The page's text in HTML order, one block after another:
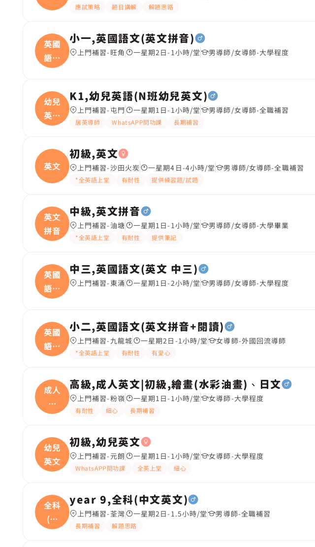
應試策略 題目講解 解題思路
英國
語文
(
小一,英國語文(英文拼音)
上門補習-旺角 一星期2日-1小時/堂 男導師/女導師-大學程度
幼兒
英語
(
K1,幼兒英語(N班幼兒英文)
上門補習-屯門 一星期1日-1小時/堂 男導師/女導師-全職補習
居英導師 WhatsAPP問功課 長期補習
英文
初級,英文
上門補習-沙田火炭 一星期4日-4小時/堂 男導師/女導師-全職補習
*全英語上堂 有耐性 提供練習題/試題
英文
拼音
中級,英文拼音
上門補習-油塘 一星期1日-1小時/堂 男導師/女導師-大學畢業
*全英語上堂 有耐性 提供筆記
英國
語文
(
中三,英國語文(英文 中三)
上門補習-東涌 一星期1日-2小時/堂 男導師/女導師-大學程度
英國
語文
(
小二,英國語文(英文拼音+閱讀)
上門補習-九龍城 一星期2日-1小時/堂 女導師-外國回流導師
*全英語上堂 有耐性 有愛心
成人
英
文|
高級,成人英文|初級,繪畫(水彩油畫)、日文
上門補習-粉嶺 一星期1日-1小時/堂 女導師-大學程度
有耐性 細心 長期補習
幼兒
英文
初級,幼兒英文
上門補習-元朗 一星期1日-1小時/堂 女導師-大學程度
WhatsAPP問功課 全英上堂 細心
全科
(中
文
year 9,全科(中文英文)
上門補習-荃灣 一星期2日-1.5小時/堂 男導師-全職補習
長期補習 解題思路